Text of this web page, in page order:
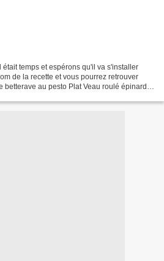
temps et espérons qu'il va s'installer
de la recette et vous pourrez retrouver
au pesto Plat Veau roulé épinards